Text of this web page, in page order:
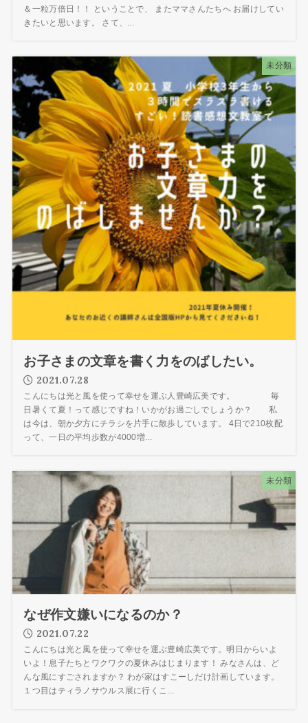
＆一粒万倍日！！ ということで、 またママさんたちへ お届けしてい
きたいと思います。 さて、...
未分類
お子さまの文章を書く力をのばしたい。
2021.07.28
こんにちは光と風を使って幸せを運ぶ人豊崎広美です。 毎
日暑くて夏！って感じですね！いかがお過ごしでしょうか？ 私
は今は、朝か夕方にチラシを片手に散歩しています。 4日で210枚配
って、一日の平均歩数が4000増...
未分類
なぜ作文嫌いになるのか？
2021.07.22
こんにちは光と風を使って幸せを運ぶ豊崎広美です。明日からいよ
いよ！息子たちとワクワクの夏休みはじまります！ みなさんは、ど
んな風にすごされますか？ わが家はすこーしだけ計画しています。
１つ目はティラノサウルス展に行くこ...